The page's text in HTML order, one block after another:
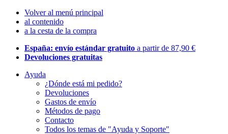
Volver al menú principal
al contenido
a la cesta de la compra
España: envío estándar gratuito a partir de 87,90 €
Devoluciones gratuitas
Ayuda
¿Dónde está mi pedido?
Devoluciones
Gastos de envío
Métodos de pago
Contacto
Todos los temas de "Ayuda y Soporte"